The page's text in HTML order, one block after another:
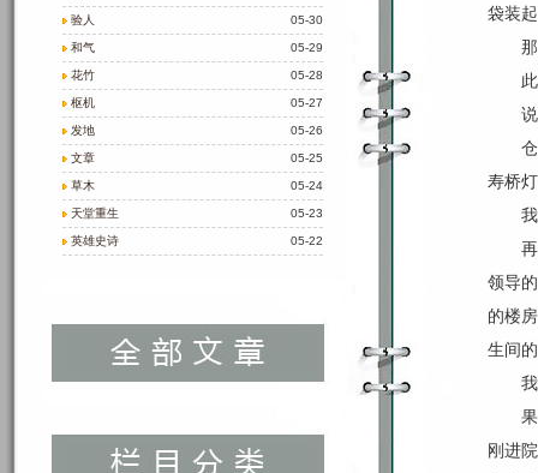
05-30
验人
05-29
和气
05-28
花竹
05-27
枢机
05-26
发地
05-25
文章
05-24
草木
05-23
天堂重生
05-22
英雄史诗
袋装
寿桥
领导
的楼
生间
刚进